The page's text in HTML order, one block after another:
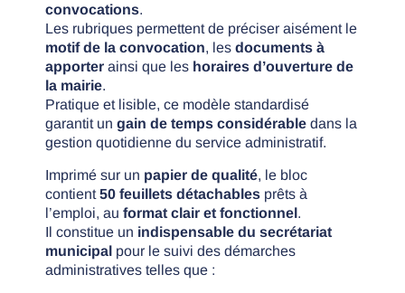
convocations.
Les rubriques permettent de préciser aisément le
motif de la convocation, les documents à
apporter ainsi que les horaires d’ouverture de
la mairie.
Pratique et lisible, ce modèle standardisé
garantit un gain de temps considérable dans la
gestion quotidienne du service administratif.
Imprimé sur un papier de qualité, le bloc
contient50 feuillets détachables prêts à
l’emploi, au format clair et fonctionnel.
Il constitue un indispensable du secrétariat
municipal pour le suivi des démarches
administratives telles que :